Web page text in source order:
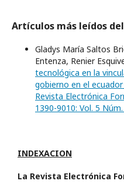
Artículos más leídos
Gladys María Saltos
Entenza, Renier
tecnológica en la
gobierno en el
Revista Electrónica
1390-9010: Vol. 5
INDEXACION
La Revista Electrónica